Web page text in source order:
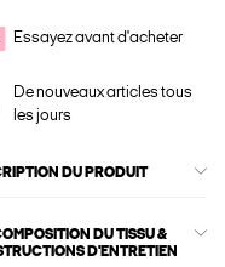
Essayez avant d'acheter
De nouveaux articles tous
les jours
DU PRODUIT
DU TISSU &
D'ENTRETIEN